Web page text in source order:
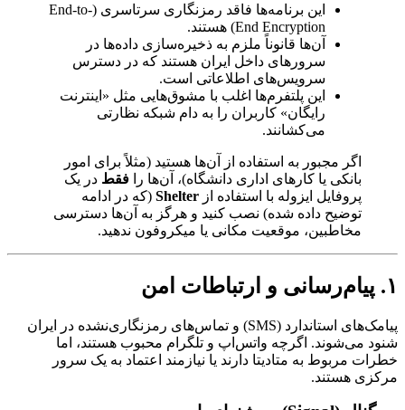
این برنامه‌ها فاقد رمزنگاری سرتاسری (End-to-
End Encryption) هستند.
آن‌ها قانوناً ملزم به ذخیره‌سازی داده‌ها در
سرورهای داخل ایران هستند که در دسترس
سرویس‌های اطلاعاتی است.
این پلتفرم‌ها اغلب با مشوق‌هایی مثل «اینترنت
رایگان» کاربران را به دام شبکه نظارتی
می‌کشانند.
اگر مجبور به استفاده از آن‌ها هستید (مثلاً برای امور
بانکی یا کارهای اداری دانشگاه)، آن‌ها را فقط در یک
پروفایل ایزوله با استفاده از Shelter (که در ادامه
توضیح داده شده) نصب کنید و هرگز به آن‌ها دسترسی
مخاطبین، موقعیت مکانی یا میکروفون ندهید.
۱. پیام‌رسانی و ارتباطات امن
پیامک‌های استاندارد (SMS) و تماس‌های رمزنگاری‌نشده در ایران
شنود می‌شوند. اگرچه واتس‌اپ و تلگرام محبوب هستند، اما
خطرات مربوط به متادیتا دارند یا نیازمند اعتماد به یک سرور
مرکزی هستند.